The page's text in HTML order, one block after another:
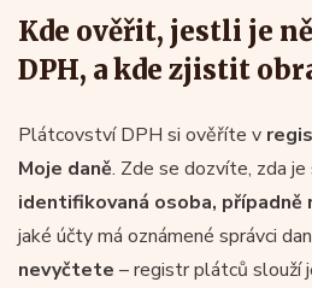
Kde ověřit, jestli je
DPH, a kde zjistit
Plátcovství DPH si ověříte v
Moje daně. Zde se dozvíte, zda
identifikovaná osoba,
jaké účty má oznámené správci
nevyčtete – registr plátců slouží